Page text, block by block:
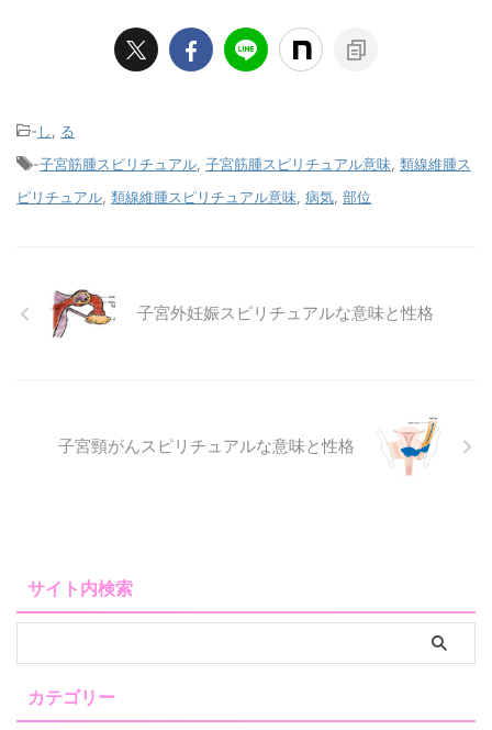
-し
る
-子宮筋腫スピリチュアル 子宮筋腫スピリチュアル意味 類線維腫ス
ピリチュアル 類線維腫スピリチュアル意味 病気 部位
子宮外妊娠スピリチュアルな意味と性格
子宮頸がんスピリチュアルな意味と性格
サイト内検索
カテゴリー